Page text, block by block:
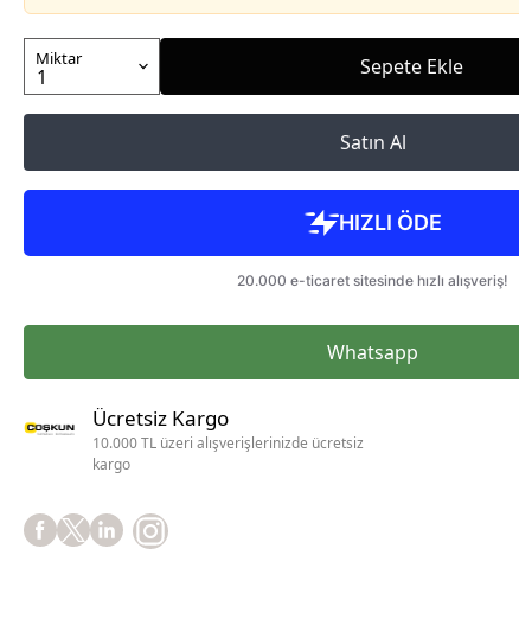
Miktar Sepete Ekle
Satın Al
Whatsapp
Ücretsiz Kargo
10.000 TL üzeri alışverişlerinizde ücretsiz
kargo